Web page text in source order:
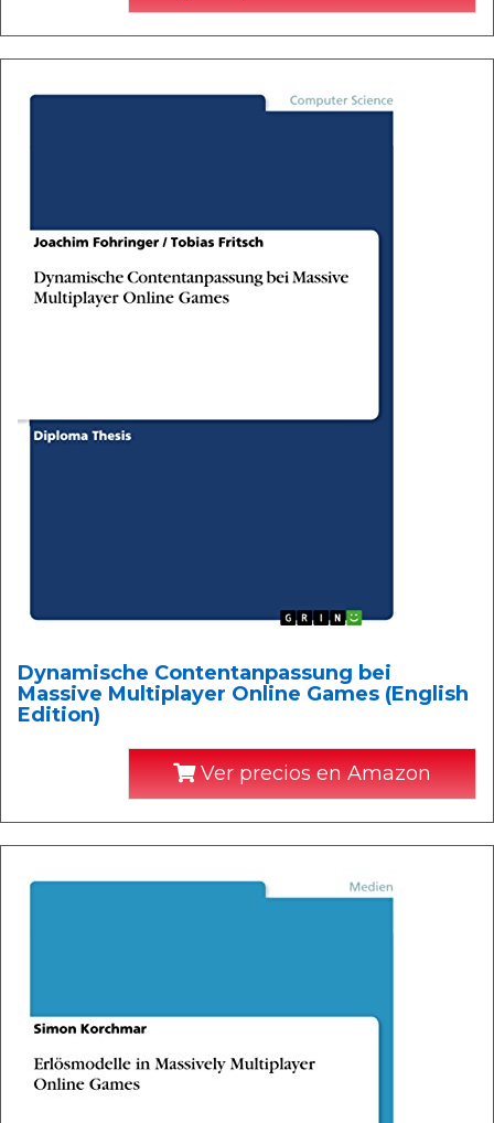
Dynamische Contentanpassung bei
Massive Multiplayer Online Games (English
Edition)
Ver precios en Amazon